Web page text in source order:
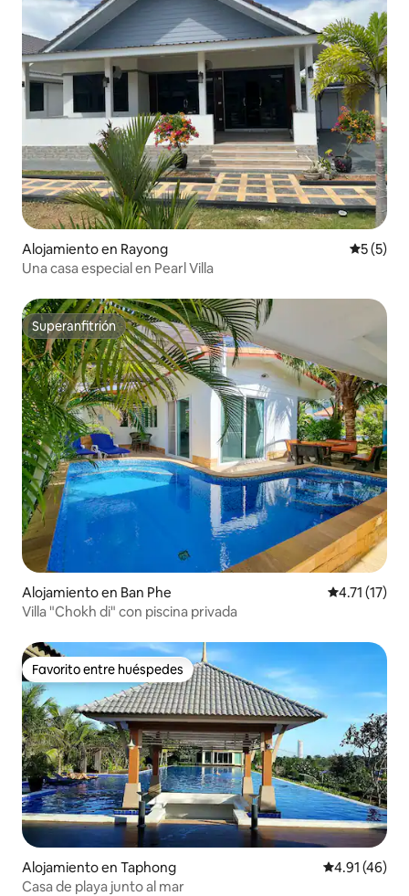
Alojamiento en Rayong
5 (5)
Una casa especial en Pearl Villa
Superanfitrión
Superanfitrión
Alojamiento en Ban Phe Calificación
4.71 (17)
Villa "Chokh di" con piscina privada
Favorito entre huéspedes
Favorito entre huéspedes
Alojamiento en Taphong Calificación
4.91 (46)
Casa de playa junto al mar